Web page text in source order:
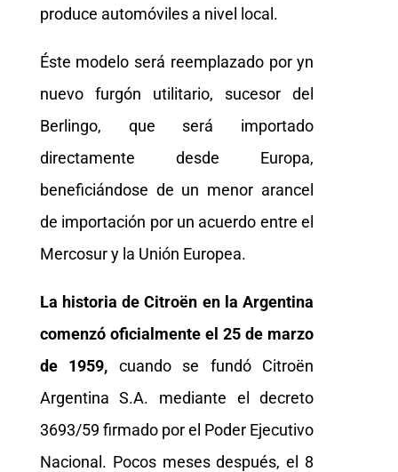
produce automóviles a nivel local.
Éste modelo será reemplazado por yn
nuevo furgón utilitario, sucesor del
Berlingo, que será importado
directamente desde Europa,
beneficiándose de un menor arancel
de importación por un acuerdo entre el
Mercosur y la Unión Europea.
La historia de Citroën en la Argentina
comenzó oficialmente el 25 de marzo
de 1959, cuando se fundó Citroën
Argentina S.A. mediante el decreto
3693/59 firmado por el Poder Ejecutivo
Nacional. Pocos meses después, el 8